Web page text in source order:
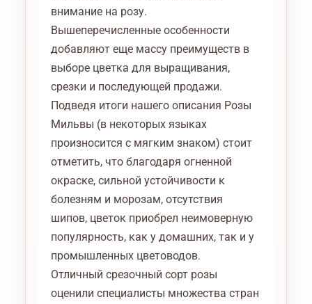
внимание на розу.
Вышеперечисленные особенности
добавляют еще массу преимуществ в
выборе цветка для выращивания,
срезки и последующей продажи.
Подведя итоги нашего описания Розы
Мильвы (в некоторых языках
произносится с мягким знаком) стоит
отметить, что благодаря огненной
окраске, сильной устойчивости к
болезням и морозам, отсутствия
шипов, цветок приобрел неимоверную
популярность, как у домашних, так и у
промышленных цветоводов.
Отличный срезочный сорт розы
оценили специалисты множества стран